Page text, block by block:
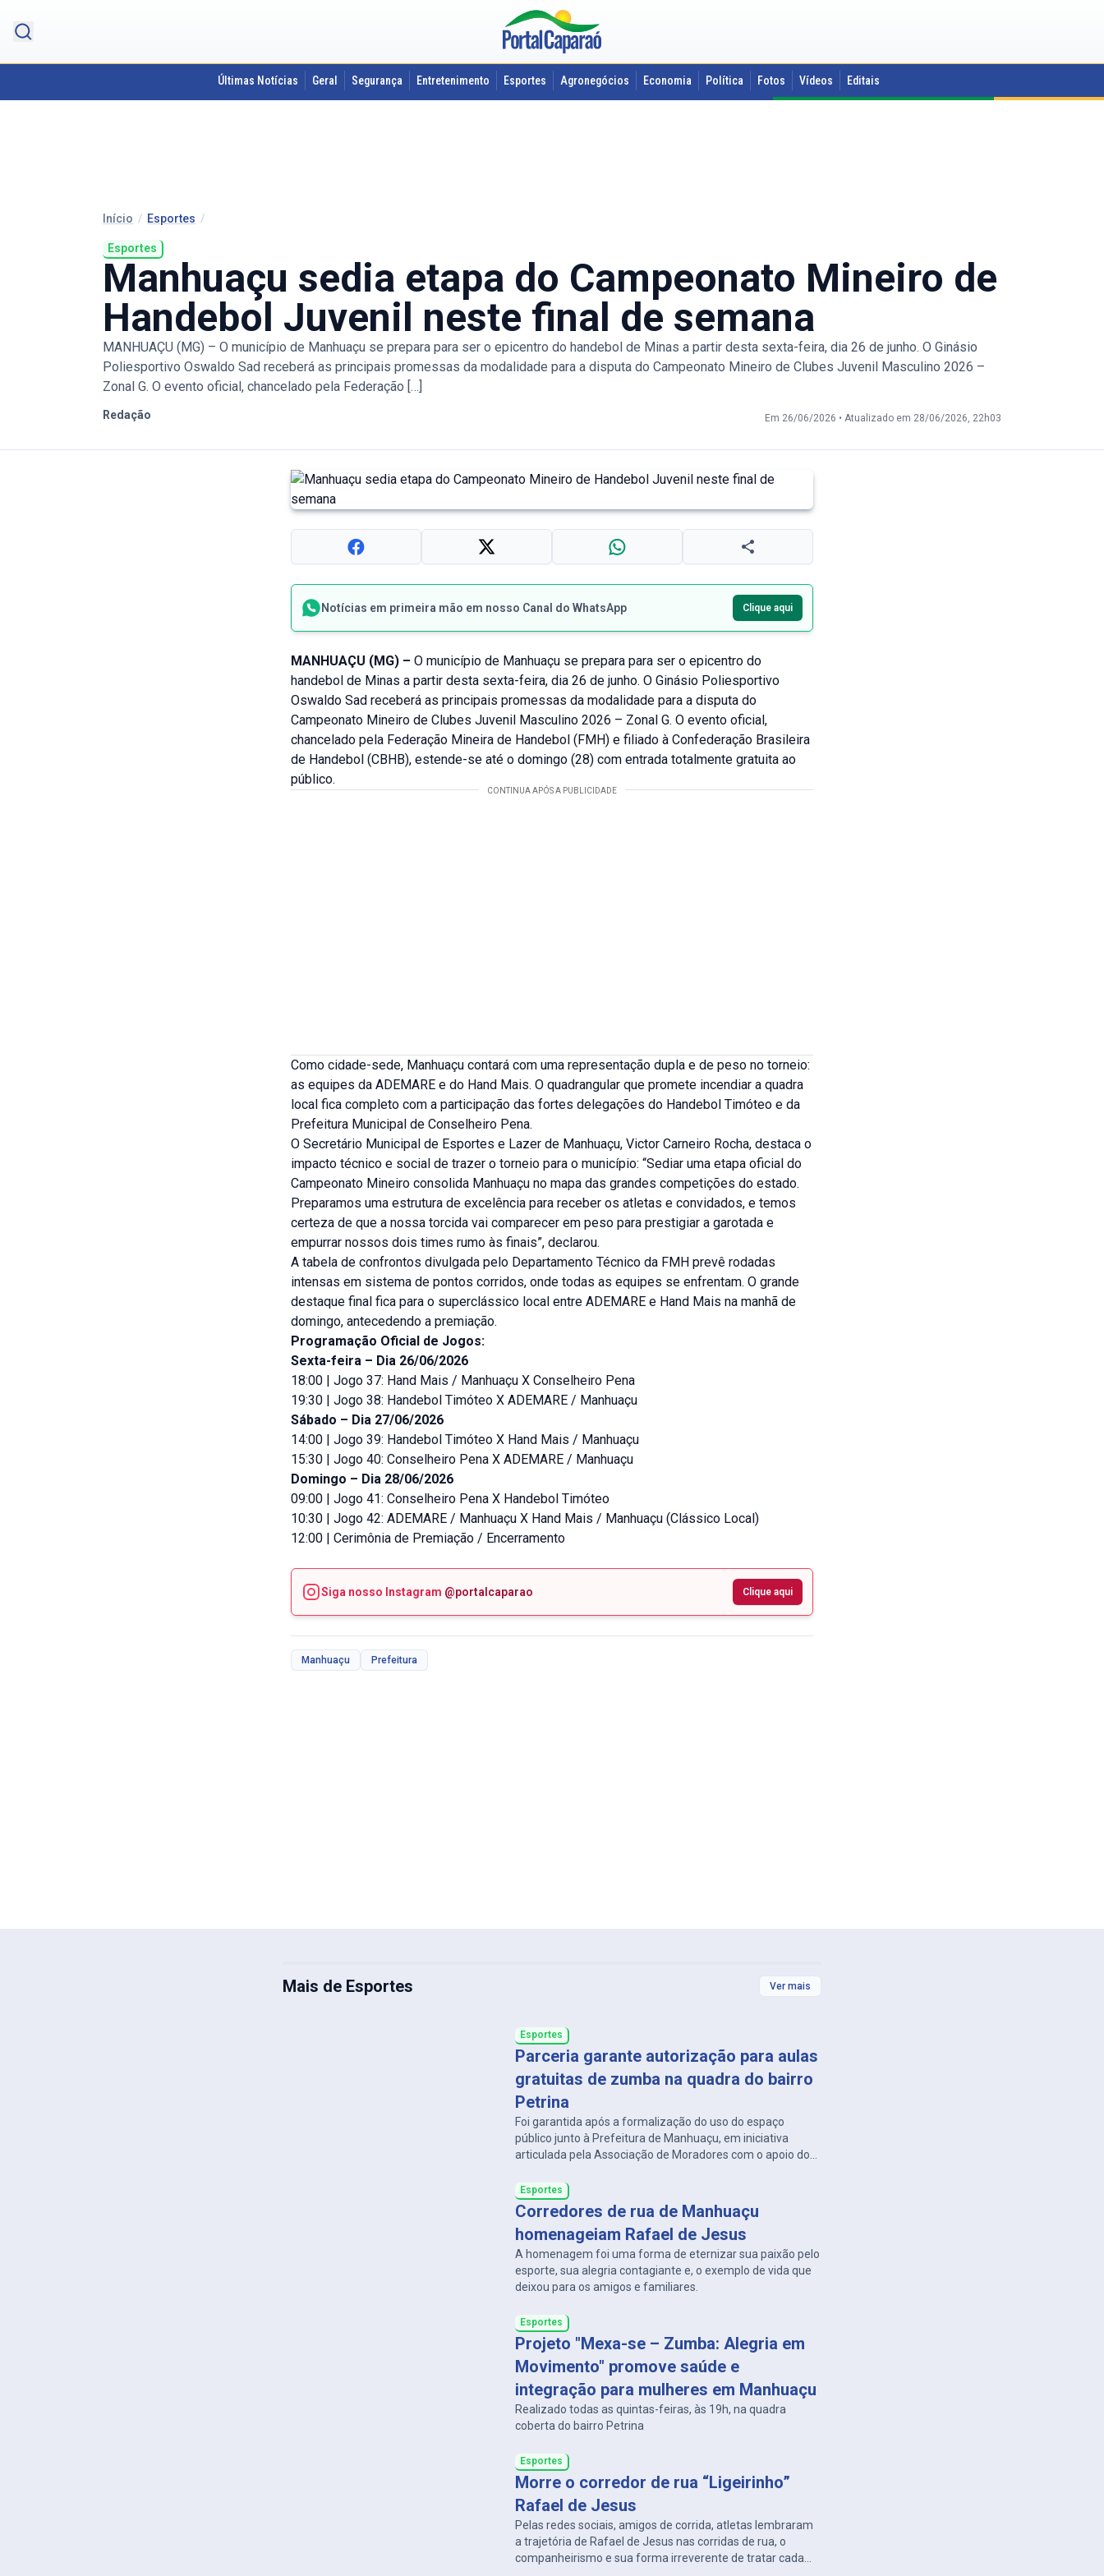
Últimas Notícias Geral Segurança Entretenimento Esportes Agronegócios Economia Política Fotos Vídeos Editais
Início / Esportes /
Esportes
Manhuaçu sedia etapa do Campeonato Mineiro de
Handebol Juvenil neste final de semana
MANHUAÇU (MG) – O município de Manhuaçu se prepara para ser o epicentro do handebol de Minas a partir desta sexta-feira, dia 26 de junho. O Ginásio
Poliesportivo Oswaldo Sad receberá as principais promessas da modalidade para a disputa do Campeonato Mineiro de Clubes Juvenil Masculino 2026 –
Zonal G. O evento oficial, chancelado pela Federação […]
Redação Em 26/06/2026 • Atualizado em 28/06/2026, 22h03
Notícias em primeira mão em nosso Canal do WhatsApp Clique aqui
MANHUAÇU (MG) – O município de Manhuaçu se prepara para ser o epicentro do
handebol de Minas a partir desta sexta-feira, dia 26 de junho. O Ginásio Poliesportivo
Oswaldo Sad receberá as principais promessas da modalidade para a disputa do
Campeonato Mineiro de Clubes Juvenil Masculino 2026 – Zonal G. O evento oficial,
chancelado pela Federação Mineira de Handebol (FMH) e filiado à Confederação Brasileira
de Handebol (CBHB), estende-se até o domingo (28) com entrada totalmente gratuita ao
público.
Como cidade-sede, Manhuaçu contará com uma representação dupla e de peso no torneio:
as equipes da ADEMARE e do Hand Mais. O quadrangular que promete incendiar a quadra
local fica completo com a participação das fortes delegações do Handebol Timóteo e da
Prefeitura Municipal de Conselheiro Pena.
O Secretário Municipal de Esportes e Lazer de Manhuaçu, Victor Carneiro Rocha, destaca o
impacto técnico e social de trazer o torneio para o município: “Sediar uma etapa oficial do
Campeonato Mineiro consolida Manhuaçu no mapa das grandes competições do estado.
Preparamos uma estrutura de excelência para receber os atletas e convidados, e temos
certeza de que a nossa torcida vai comparecer em peso para prestigiar a garotada e
empurrar nossos dois times rumo às finais”, declarou.
A tabela de confrontos divulgada pelo Departamento Técnico da FMH prevê rodadas
intensas em sistema de pontos corridos, onde todas as equipes se enfrentam. O grande
destaque final fica para o superclássico local entre ADEMARE e Hand Mais na manhã de
domingo, antecedendo a premiação.
Programação Oficial de Jogos:
Sexta-feira – Dia 26/06/2026
18:00 | Jogo 37: Hand Mais / Manhuaçu X Conselheiro Pena
19:30 | Jogo 38: Handebol Timóteo X ADEMARE / Manhuaçu
Sábado – Dia 27/06/2026
14:00 | Jogo 39: Handebol Timóteo X Hand Mais / Manhuaçu
15:30 | Jogo 40: Conselheiro Pena X ADEMARE / Manhuaçu
Domingo – Dia 28/06/2026
09:00 | Jogo 41: Conselheiro Pena X Handebol Timóteo
10:30 | Jogo 42: ADEMARE / Manhuaçu X Hand Mais / Manhuaçu (Clássico Local)
12:00 | Cerimônia de Premiação / Encerramento
Siga nosso Instagram @portalcaparao Clique aqui
Manhuaçu Prefeitura
Mais de Esportes Ver mais
Esportes
Parceria garante autorização para aulas
gratuitas de zumba na quadra do bairro
Petrina
Foi garantida após a formalização do uso do espaço
público junto à Prefeitura de Manhuaçu, em iniciativa
articulada pela Associação de Moradores com o apoio do
Esportes
Corredores de rua de Manhuaçu
homenageiam Rafael de Jesus
A homenagem foi uma forma de eternizar sua paixão pelo
esporte, sua alegria contagiante e, o exemplo de vida que
deixou para os amigos e familiares.
Esportes
Projeto "Mexa-se – Zumba: Alegria em
Movimento" promove saúde e
integração para mulheres em Manhuaçu
Realizado todas as quintas-feiras, às 19h, na quadra
coberta do bairro Petrina
Esportes
Morre o corredor de rua “Ligeirinho”
Rafael de Jesus
Pelas redes sociais, amigos de corrida, atletas lembraram
a trajetória de Rafael de Jesus nas corridas de rua, o
companheirismo e sua forma irreverente de tratar cada